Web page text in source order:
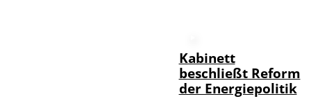
Kabinett
beschließt Reform
der Energiepolitik